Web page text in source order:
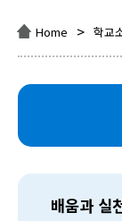
Home > 학교
배움과 실